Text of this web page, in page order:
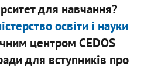
для навчання?
освіти і науки
центром CEDOS
для вступників про